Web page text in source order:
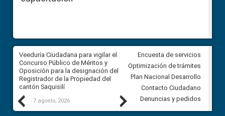
Previous
Veeduría Ciudadana para vigilar el
Concurso Público de Méritos y
Oposición para la designación del
Registrador de la Propiedad del
cantón Saquisilí
7 agosto, 2026
Veeduría Ciudadana para
construcción del asfaltado de
diferentes barrios del sector
Ballenita del cantón Santa
7 agosto, 2026
Next
Encuesta de servicios
Optimización de trámites
Plan Nacional Desarrollo
Contacto Ciudadano
Denuncias y pedidos